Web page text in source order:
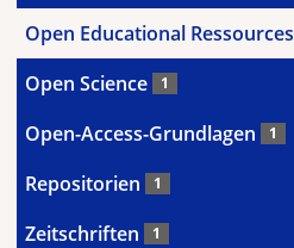
Open Educational Ressources
Open Science 1
Open-Access-Grundlagen 1
Repositorien 1
Zeitschriften 1